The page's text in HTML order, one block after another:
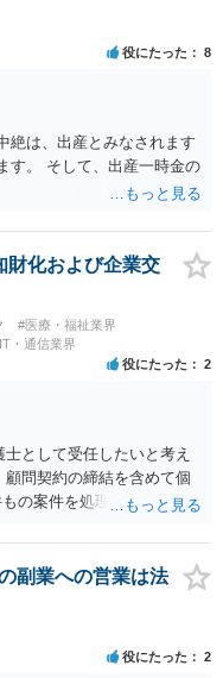
役にたった 8
絶は、出産とみなされます
す。 そして、出産一時金の
財化および企業交
#医療・福祉業界
・通信業界
役にたった 2
として受任したいと考え
問契約の締結を含めて個
の案件を処理し、時間を
とになります。
副業への営業は法
役にたった 2